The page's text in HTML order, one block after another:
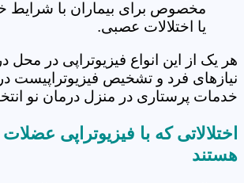
مخصوص برای بیماران با شرایط
یا اختلالات عصبی.
هر یک از این انواع فیزیوتراپی در
نیازهای فرد و تشخیص فیزیوتراپیست
خدمات پرستاری در منزل درمان نو
اختلالاتی که با فیزیوتراپی
هستند